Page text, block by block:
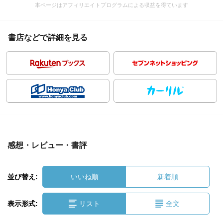
本ページはアフィリエイトプログラムによる収益を得ています
書店などで詳細を見る
感想・レビュー・書評
並び替え: いいね順 新着順
表示形式: リスト 全文